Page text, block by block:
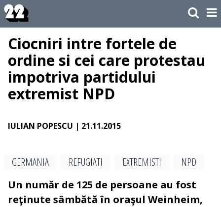
Ciocniri intre fortele de
ordine si cei care protestau
impotriva partidului
extremist NPD
IULIAN POPESCU | 21.11.2015
GERMANIA REFUGIATI EXTREMISTI
NPD
Un număr de 125 de persoane au fost
reţinute sâmbătă în oraşul Weinheim,